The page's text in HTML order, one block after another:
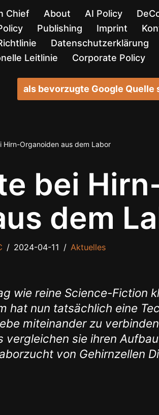
Chief About AI Policy
Publishing Imprint
Datenschutzerklärung
Leitlinie
Corporate Policy
als bevorzugte Google Quelle
Hirn-Organoiden aus dem Labor
bei
dem
2024-04-11 Aktuelles
wie reine Science-Fiction
hat nun tatsächlich eine
miteinander zu
sie ihren
von Gehirnzellen